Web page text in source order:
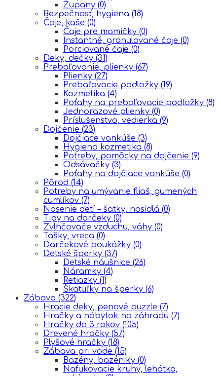
Župany (0)
Bezpečnosť, hygiena (18)
Čaje, kaše (0)
Čaje pre mamičky (0)
Instantné, granulované čaje (0)
Porciované čaje (0)
Deky, dečky (31)
Prebaľovanie, plienky (67)
Plienky (27)
Prebaľovacie podložky (19)
Kozmetika (4)
Poťahy na prebaľovacie podložky (8)
Jednorazové plienky (0)
Príslušenstvo, vedierka (9)
Dojčenie (23)
Dojčiace vankúše (3)
Hygiena kozmetika (8)
Potreby, pomôcky na dojčenie (9)
Odsávačky (3)
Poťahy na dojčiace vankúše (0)
Pôrod (14)
Potreby na umývanie fliaš, gumených
cumlíkov (7)
Nosenie detí – šatky, nosidlá (0)
Tipy na darčeky (0)
Zvlhčovače vzduchu, váhy (0)
Tašky, vreca (0)
Darčekové poukážky (0)
Detské šperky (37)
Detské náušnice (26)
Náramky (4)
Retiazky (1)
Škatuľky na šperky (6)
Zábava (322)
Hracie deky, penové puzzle (7)
Hračky a nábytok na záhradu (7)
Hračky do 3 rokov (105)
Drevené hračky (57)
Plyšové hračky (18)
Zábava pri vode (15)
Bazény, bazéniky (0)
Nafukovacie kruhy, lehátka,